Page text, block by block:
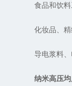
食品和饮料
化妆品、精
导电浆料、
纳米高压